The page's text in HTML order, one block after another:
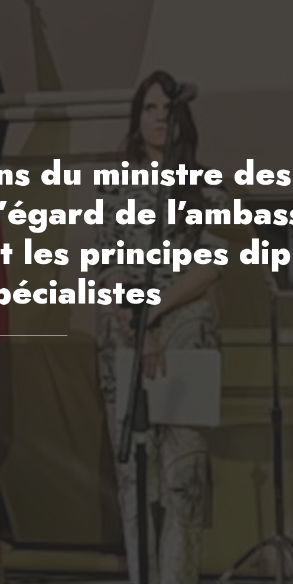
du ministre
de
les principes